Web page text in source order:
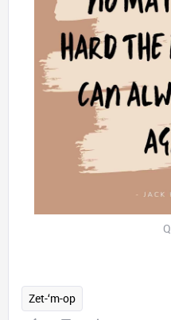
Zet-‘m-op